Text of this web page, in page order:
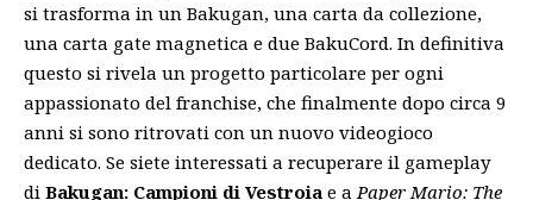
si trasforma in un Bakugan, una carta da collezione,
una carta gate magnetica e due BakuCord. In definitiva
questo si rivela un progetto particolare per ogni
appassionato del franchise, che finalmente dopo circa 9
anni si sono ritrovati con un nuovo videogioco
dedicato. Se siete interessati a recuperare il gameplay
di Bakugan: Campioni di Vestroia e aPaper Mario: The